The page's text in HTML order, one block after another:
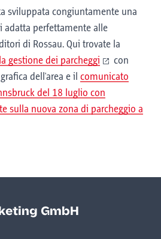
sviluppata congiuntamente una
adatta perfettamente alle
di Rossau. Qui trovate la
gestione dei parcheggi
con
dell'area e il comunicato
del 18 luglio con
sulla nuova zona di parcheggio a
GmbH